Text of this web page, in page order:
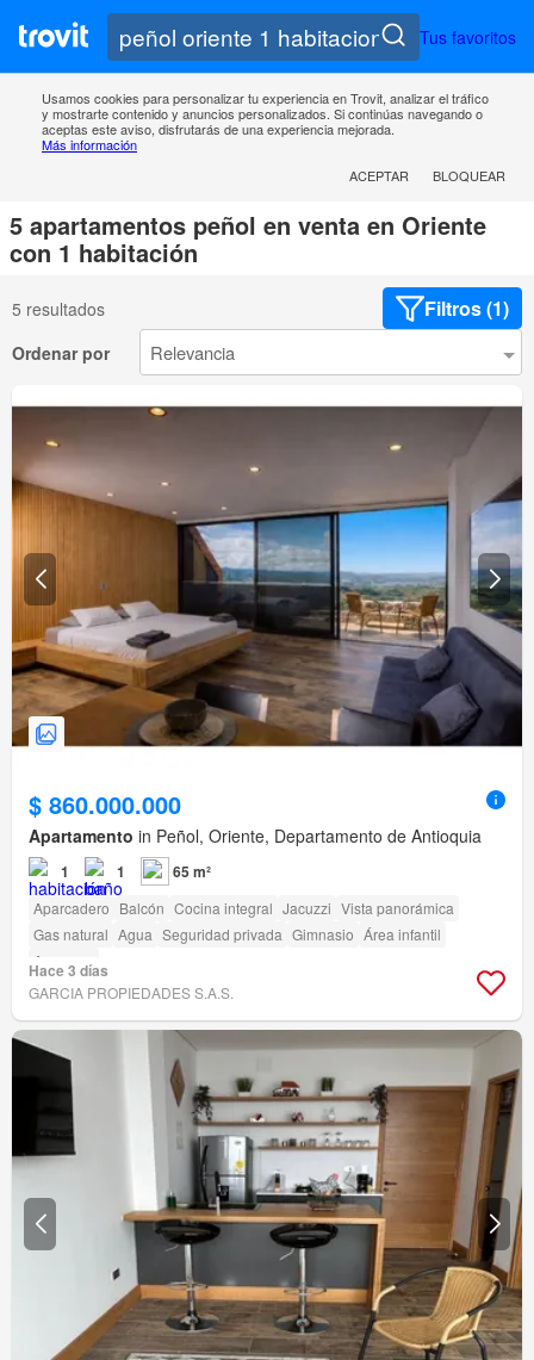
Tus favoritos
Usamos cookies para personalizar tu experiencia en Trovit, analizar el tráfico
y mostrarte contenido y anuncios personalizados. Si continúas navegando o
aceptas este aviso, disfrutarás de una experiencia mejorada.
Más información
ACEPTAR
BLOQUEAR
5 apartamentos peñol en venta en Oriente
con 1 habitación
5 resultados Filtros (1)
Ordenar por
$ 860.000.000
Apartamento in Peñol, Oriente, Departamento de Antioquia
1 1 65 m²
Aparcadero Balcón Cocina integral Jacuzzi Vista panorámica
Gas natural Agua Seguridad privada Gimnasio Área infantil
Ascensor
Hace 3 días
GARCIA PROPIEDADES S.A.S.